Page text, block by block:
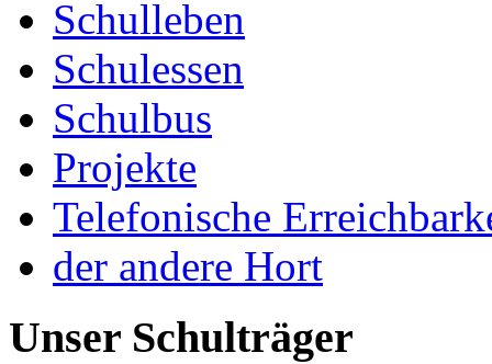
Schulleben
Schulessen
Schulbus
Projekte
Telefonische
der andere Hort
Unser Schulträger